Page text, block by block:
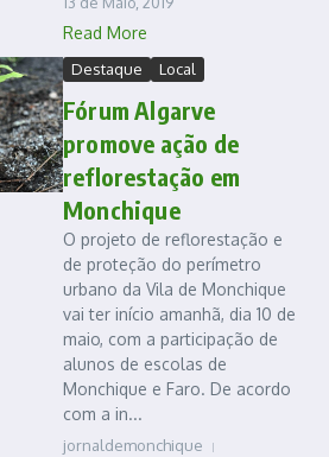
Read More
Destaque Local
Fórum Algarve
promove ação de
reflorestação em
Monchique
O projeto de reflorestação e
de proteção do perímetro
urbano da Vila de Monchique
vai ter início amanhã, dia 10 de
maio, com a participação de
alunos de escolas de
Monchique e Faro. De acordo
com a in...
jornaldemonchique